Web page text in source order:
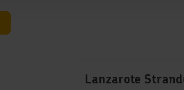
Lanzarote